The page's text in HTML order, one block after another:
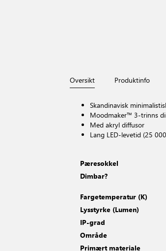
Oversikt Produktinfo
Skandinavisk
Moodmaker™ 3-trinns
Med akryl diffusor
Lang LED-levetid (25
Pæresokkel
Dimbar?
Fargetemperatur (K)
Lysstyrke (Lumen)
IP-grad
Område
Primært materiale